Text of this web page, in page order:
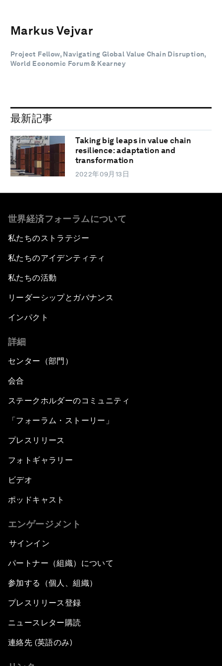
Markus Vejvar
Project Fellow, Navigating Global Value Chain Disruption,
World Economic Forum & Kearney
最新記事
Taking big leaps in value chain
resilience: adaptation and
transformation
2022年09月13日
世界経済フォーラムについて
私たちのストラテジー
私たちのアイデンティティ
私たちの活動
リーダーシップとガバナンス
インパクト
詳細
センター（部門）
会合
ステークホルダーのコミュニティ
「フォーラム・ストーリー」
プレスリリース
フォトギャラリー
ビデオ
ポッドキャスト
エンゲージメント
サインイン
パートナー（組織）について
参加する（個人、組織）
プレスリリース登録
ニュースレター購読
連絡先 (英語のみ)